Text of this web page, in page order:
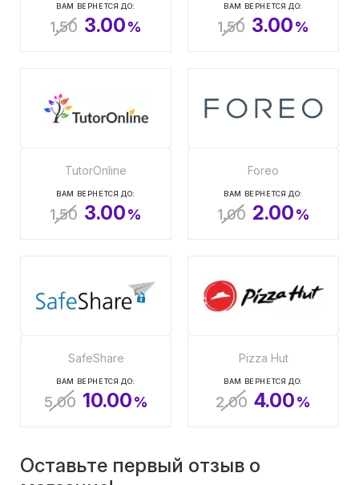
ВАМ ВЕРНЕТСЯ ДО:
1.50 3.00%
ВАМ ВЕРНЕТСЯ ДО:
1.50 3.00%
TutorOnline
ВАМ ВЕРНЕТСЯ ДО:
1.50 3.00%
Foreo
ВАМ ВЕРНЕТСЯ ДО:
1.00 2.00%
SafeShare
ВАМ ВЕРНЕТСЯ ДО:
5.00 10.00%
Pizza Hut
ВАМ ВЕРНЕТСЯ ДО:
2.00 4.00%
Оставьте первый отзыв о